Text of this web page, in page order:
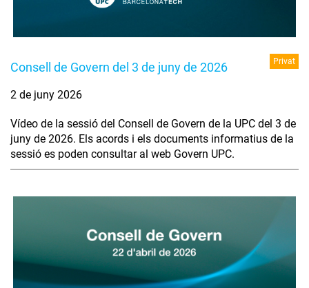
Consell de Govern del 3 de juny de 2026 Privat
2 de juny 2026
Vídeo de la sessió del Consell de Govern de la UPC del 3 de
juny de 2026. Els acords i els documents informatius de la
sessió es poden consultar al web Govern UPC.